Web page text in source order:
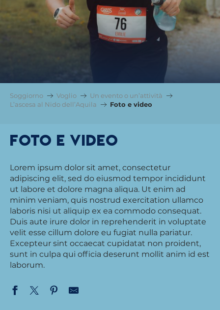
Soggiorno Voglio
Un evento o un’attività
L’ascesa al Nido dell’Aquila
Foto e video
Foto e video
Lorem ipsum dolor sit amet, consectetur
adipiscing elit, sed do eiusmod tempor incididunt
ut labore et dolore magna aliqua. Ut enim ad
minim veniam, quis nostrud exercitation ullamco
laboris nisi ut aliquip ex ea commodo consequat.
Duis aute irure dolor in reprehenderit in voluptate
velit esse cillum dolore eu fugiat nulla pariatur.
Excepteur sint occaecat cupidatat non proident,
sunt in culpa qui officia deserunt mollit anim id est
laborum.